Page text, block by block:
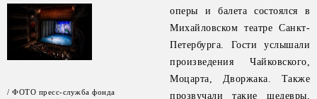
/ ФОТО пресс-служба фонда
оперы и балета состоялся в
Михайловском театре Санкт-
Петербурга. Гости услышали
произведения Чайковского,
Моцарта, Дворжака. Также
прозвучали такие шедевры,